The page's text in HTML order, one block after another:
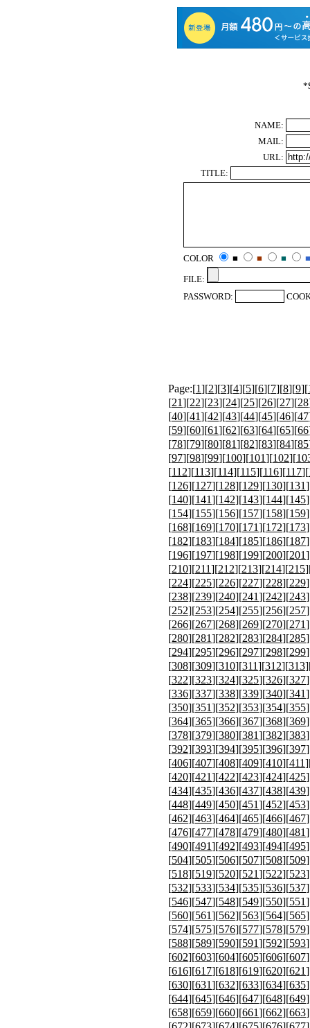
*
NAME:
MAIL:
URL:
TITLE:
COLOR ■ ■ ■
■
FILE:
PASSWORD:
Page:[1][2][3][4][5][6][7][8][9][
[21][22][23][24][25][26][27][28
[40][41][42][43][44][45][46][47
[59][60][61][62][63][64][65][66
[78][79][80][81][82][83][84][85
[97][98][99][100][101][102][
[112][113][114][115][116][117][
[126][127][128][129][130][131
[140][141][142][143][144][145
[154][155][156][157][158][159
[168][169][170][171][172][173
[182][183][184][185][186][187
[196][197][198][199][200][201
[210][211][212][213][214][215
[224][225][226][227][228][229
[238][239][240][241][242][243
[252][253][254][255][256][257
[266][267][268][269][270][271
[280][281][282][283][284][285
[294][295][296][297][298][299
[308][309][310][311][312][313
[322][323][324][325][326][327
[336][337][338][339][340][341
[350][351][352][353][354][355
[364][365][366][367][368][369
[378][379][380][381][382][383
[392][393][394][395][396][397
[406][407][408][409][410][411
[420][421][422][423][424][425
[434][435][436][437][438][439
[448][449][450][451][452][453
[462][463][464][465][466][467
[476][477][478][479][480][481
[490][491][492][493][494][495
[504][505][506][507][508][509
[518][519][520][521][522][523
[532][533][534][535][536][537
[546][547][548][549][550][551
[560][561][562][563][564][565
[574][575][576][577][578][579
[588][589][590][591][592][593
[602][603][604][605][606][607
[616][617][618][619][620][621
[630][631][632][633][634][635
[644][645][646][647][648][649
[658][659][660][661][662][663